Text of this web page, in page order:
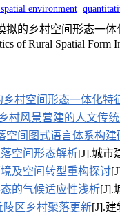
environment
的乡村空间形态一体
of Rural Spatial Form
村空间形态一体化特
乡村风景营建的人文传
空间图式语言体系构
空间形态解析[J].城市
及空间转型重构探讨
的气候适应性浅析[J].
区乡村聚落更新[J].建